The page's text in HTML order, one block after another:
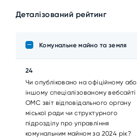
Деталізований рейтинг
Комунальне майно та земля
24
Чи опубліковано на офіційному або
іншому спеціалізованому вебсайті
ОМС звіт відповідального органу
міської ради чи структурного
підрозділу про управління
комунальним майном за 2024 рік?